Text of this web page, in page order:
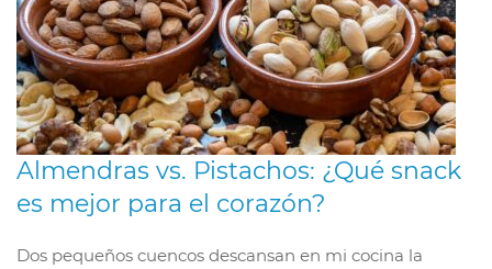
Almendras vs. Pistachos: ¿Qué snack
es mejor para el corazón?
Dos pequeños cuencos descansan en mi cocina la